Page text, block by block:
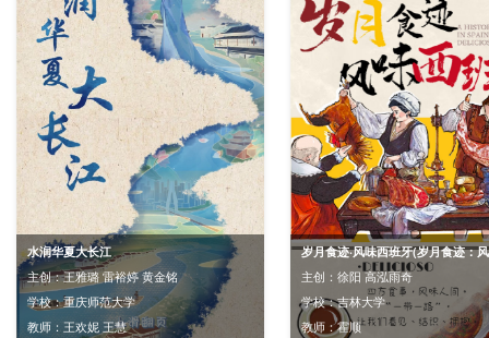
水润华夏大长江
主创：王雅璐 雷裕婷 黄金铭
学校：重庆师范大学
教师：王欢妮 王慧
主创：徐阳 高泓雨奇
学校：吉林大学
教师：霍顺